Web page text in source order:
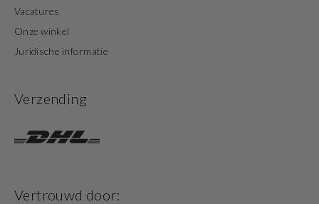
Vacatures
Onze winkel
Juridische informatie
Verzending
Vertrouwd door: